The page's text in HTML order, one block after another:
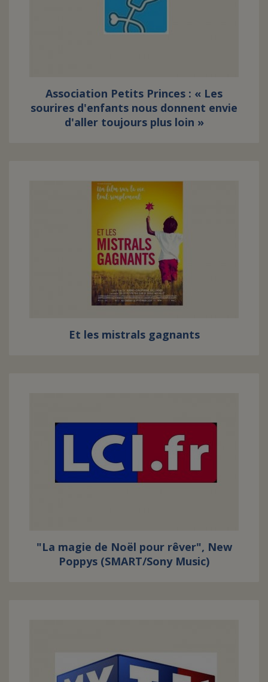
FAIRE UN DON
ESPACE PRESSE
Association Petits Princes : « Les
sourires d'enfants nous donnent envie
d'aller toujours plus loin »
Et les mistrals gagnants
"La magie de Noël pour rêver", New
Poppys (SMART/Sony Music)